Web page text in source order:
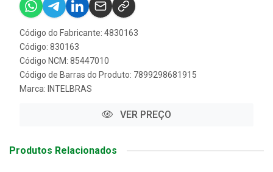
Código do Fabricante: 4830163
Código: 830163
Código NCM: 85447010
Código de Barras do Produto: 7899298681915
Marca: INTELBRAS
VER PREÇO
Produtos Relacionados